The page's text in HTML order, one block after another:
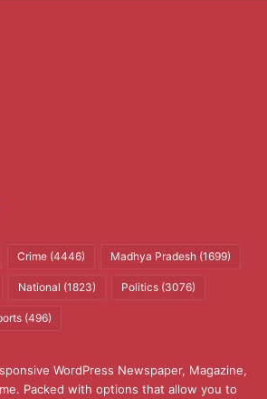
Crime (4446) Madhya Pradesh (1699)
National (1823) Politics (3076)
(496)
WordPress Newspaper, Magazine,
Packed with options that allow you to